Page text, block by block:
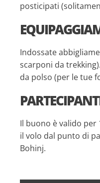
posticipati
Indossate
scarponi da
da polso (per le tue
Il buono è valido
il volo dal punto di
Bohinj.